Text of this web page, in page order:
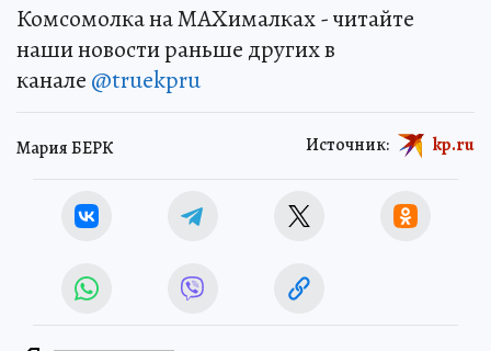
Комсомолка на MAXималках - читайте
наши новости раньше других в
канале @truekpru
Мария БЕРК Источник: kp.ru